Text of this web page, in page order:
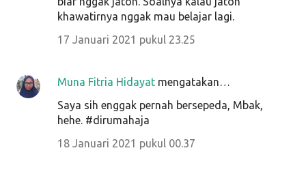
khawatirnya nggak mau belajar lagi.
17 Januari 2021 pukul 23.25
Muna Fitria Hidayat mengatakan…
Saya sih enggak pernah bersepeda, Mbak,
hehe. #dirumahaja
18 Januari 2021 pukul 00.37